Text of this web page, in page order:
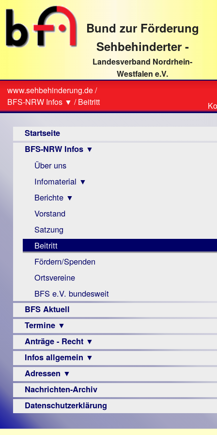
direkt
Textinhalt
Bund zur Förderung
Sehbehinderter -
Landesverband Nordrhein-
Westfalen e.V.
Sie
sind
hier
www.sehbehinderung.de/
BFS-NRW Infos ▼ /Beitritt
Startseite
BFS-NRW Infos ▼
Über uns
Infomaterial ▼
Visus
Zeitschrift
Monokular
Mac
Instagram-
Links
Berichte ▼
Archiv
Berichte
Vorstand
Satzung
Beitritt
Fördern/Spenden
Ortsvereine
BFS e.V. bundesweit
BFS Aktuell
Termine ▼
Veranstaltungsprogramme
Anträge - Recht ▼
Archiv
Urteile
Infos allgemein ▼
Sehbehinderung
Frühförderung
Schule
–
Adressen ▼
Augenoptiker
Berufsbildungswerke
Nachrichten-Archiv
Datenschutzerklärung